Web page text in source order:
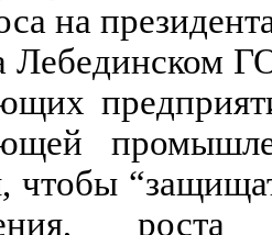
на
чтобы